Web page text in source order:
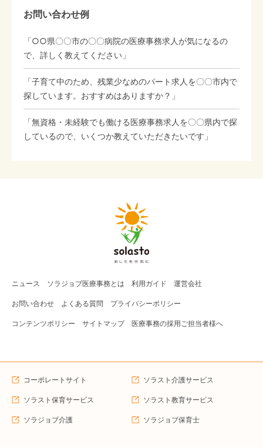
お問い合わせ例
「○○県〇〇市の〇〇病院の医療事務求人が気になるの
で、詳しく教えてください」
「子育て中のため、残業少なめのパート求人を〇〇市内で
探しています。おすすめはありますか？」
「無資格・未経験でも働ける医療事務求人を〇〇県内で探
しているので、いくつか教えていただきたいです」
ニュース ソラジョブ医療事務 とは 利用ガイド 運営会社
お問い合わせ よくある質問 プライバシーポリシー
コンテンツポリシー サイトマップ 医療事務の採用ご担当者様へ
コーポレートサイト ソラスト介護サービス
ソラスト保育サービス ソラスト教育サービス
ソラジョブ介護 ソラジョブ保育士